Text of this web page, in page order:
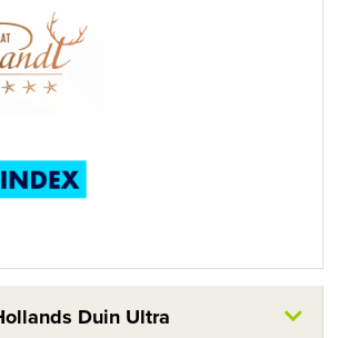
Duin Ultra